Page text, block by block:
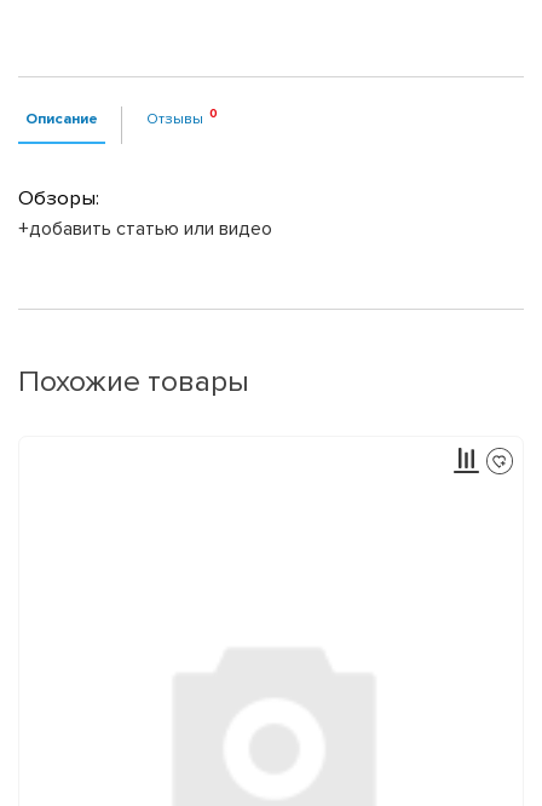
Описание Отзывы
Обзоры:
+добавить статью или видео
Похожие товары